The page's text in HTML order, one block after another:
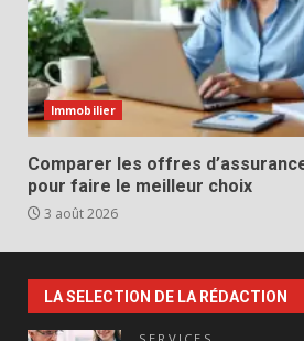
Immobilier
Comparer les offres
pour faire le meilleur choix
3 août 2026
LA SELECTION DE LA RÉDACTION